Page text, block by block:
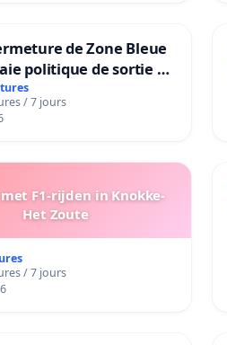
grévistes
de
par
CEB, CE1D
de Zone Bleue
politique de sortie de
/ 7 jours
F1-rijden in Knokke-
Het Zoute
/ 7 jours